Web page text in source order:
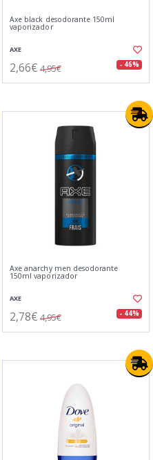
Axe black desodorante 150ml
vaporizador
AXE
2,66€ 4,95€ - 46%
Axe anarchy men desodorante
150ml vaporizador
AXE
2,78€ 4,95€ - 44%